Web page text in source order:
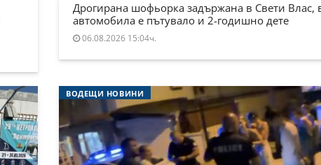
Дрогирана шофьорка задържана в Свети Влас,
автомобила е пътувало и 2-годишно дете
06.08.2026 15:04ч.
ВОДЕЩИ НОВИНИ